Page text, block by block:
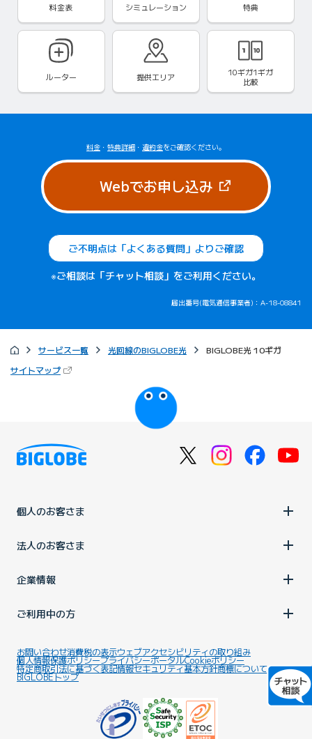
料金表 シミュレーション 特典
ルーター 提供エリア
10ギガ1ギガ
比較
料金 ・ 特典詳細 ・ 違約金をご確認ください。
Webでお申し込み（新しいタブ
ご不明点は「よくある質問」よりご確認
※ご相談は「チャット相談」をご利用ください。
届出番号(電気通信事業者)：A-18-08841
サービス一覧 光回線のBIGLOBE光
BIGLOBE光 10ギガ
サイトマップ（新しいタブで開きます）
個人のお客さま
法人のお客さま
企業情報
ご利用中の方
お問い合わせ消費税の表示ウェブアクセシビリティの取り組み
個人情報保護ポリシープライバシーポータルCookieポリシー
特定商取引法に基づく表記情報セキュリティ基本方針商標について
BIGLOBEトップ